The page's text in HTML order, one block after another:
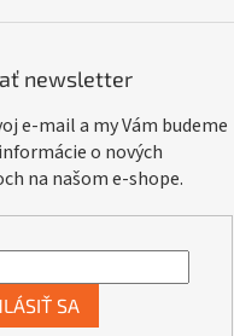
newsletter
e-mail a my Vám budeme
o nových
na našom e-shope.
SA